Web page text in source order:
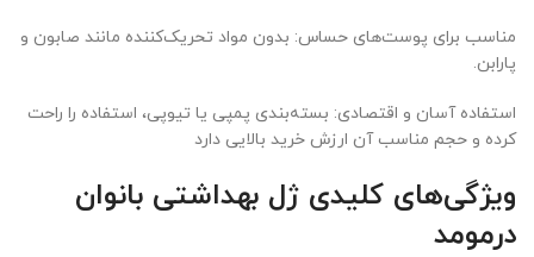
مناسب برای پوست‌های حساس: بدون مواد تحریک‌کننده مانند صابون و
پارابن.
استفاده آسان و اقتصادی: بسته‌بندی پمپی یا تیوپی، استفاده را راحت
کرده و حجم مناسب آن ارزش خرید بالایی دارد
ویژگی‌های کلیدی ژل بهداشتی بانوان
درمومد